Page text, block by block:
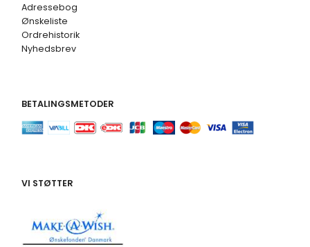
Adressebog
Ønskeliste
Ordrehistorik
Nyhedsbrev
BETALINGSMETODER
VI STØTTER